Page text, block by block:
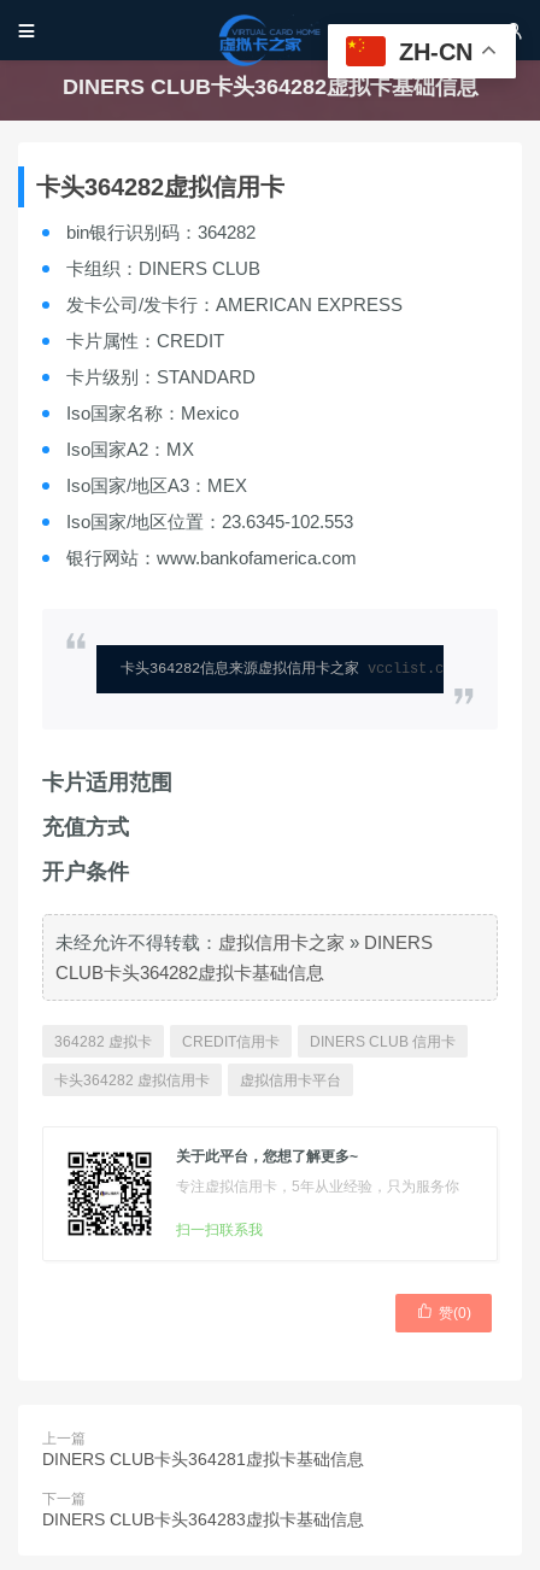
 
DINERS CLUB卡头364282虚拟卡基础信息
卡头364282虚拟信用卡
bin银行识别码：364282
卡组织：DINERS CLUB
发卡公司/发卡行：AMERICAN EXPRESS
卡片属性：CREDIT
卡片级别：STANDARD
Iso国家名称：Mexico
Iso国家A2：MX
Iso国家/地区A3：MEX
Iso国家/地区位置：23.6345-102.553
银行网站：www.bankofamerica.com
卡头364282信息来源虚拟信用卡之家 vcclist.com
卡片适用范围
充值方式
开户条件
未经允许不得转载： 虚拟信用卡之家 » DINERS
CLUB卡头364282虚拟卡基础信息
364282 虚拟卡 CREDIT信用卡 DINERS CLUB 信用卡
卡头364282 虚拟信用卡 虚拟信用卡平台
关于此平台，您想了解更多~
专注虚拟信用卡，5年从业经验，只为服务你
扫一扫联系我
 赞(0)
上一篇
DINERS CLUB卡头364281虚拟卡基础信息
下一篇
DINERS CLUB卡头364283虚拟卡基础信息
ZH-CN